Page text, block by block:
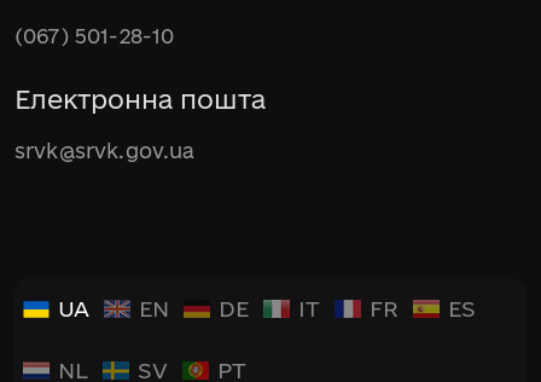
(067) 501-28-10
Електронна пошта
srvk@srvk.gov.ua
UA EN DE IT FR ES
NL SV PT